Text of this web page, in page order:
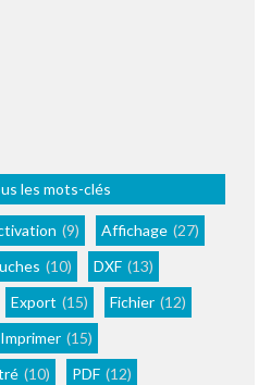
les mots-clés
(9) Affichage (27)
(10) DXF (13)
Export (15) Fichier (12)
Imprimer (15)
(10) PDF (12)